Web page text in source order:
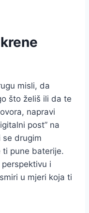
krene
misli, da
što želiš ili da te
napravi
post” na
se drugim
ti pune baterije.
i
smiri u mjeri koja ti